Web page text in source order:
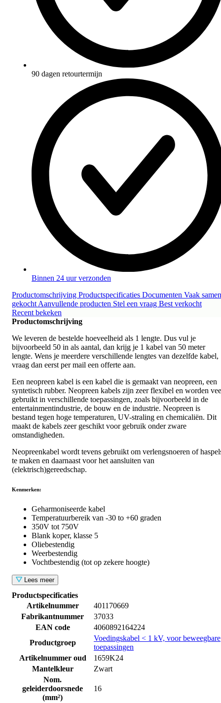
90 dagen retourtermijn
Binnen 24 uur verzonden
Productomschrijving Productspecificaties Documenten Vaak samen
gekocht Aanvullende producten Stel een vraag Best verkocht
Recent bekeken
Productomschrijving
We leveren de bestelde hoeveelheid als 1 lengte. Dus vul je
bijvoorbeeld 50 in als aantal, dan krijg je 1 kabel van 50 meter
lengte. Wens je meerdere verschillende lengtes van dezelfde kabel,
vraag dan eerst per mail een offerte aan.
Een neopreen kabel is een kabel die is gemaakt van neopreen, een
syntetisch rubber. Neopreen kabels zijn zeer flexibel en worden
gebruikt in verschillende toepassingen, zoals bijvoorbeeld in de
entertainmentindustrie, de bouw en de industrie. Neopreen is
bestand tegen hoge temperaturen, UV-straling en chemicaliën. Dit
maakt de kabels zeer geschikt voor gebruik onder zware
omstandigheden.
Neopreenkabel wordt tevens gebruikt om verlengsnoeren of
te maken en daarnaast voor het aansluiten van
(elektrisch)gereedschap.
Kenmerken:
Geharmoniseerde kabel
Temperatuurbereik van -30 to +60 graden
350V tot 750V
Blank koper, klasse 5
Oliebestendig
Weerbestendig
Vochtbestendig (tot op zekere hoogte)
Lees meer
Productspecificaties
Artikelnummer
401170669
Fabrikantnummer
37033
EAN code
4060892164224
Productgroep
Voedingskabel < 1 kV, voor beweegbare
toepassingen
Artikelnummer oud
1659K24
Mantelkleur
Zwart
Nom.
geleiderdoorsnede
(mm²)
16